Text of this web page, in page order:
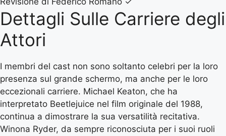
Dettagli Sulle Carriere degli
Attori
I membri del cast non sono soltanto celebri per la loro
presenza sul grande schermo, ma anche per le loro
eccezionali carriere. Michael Keaton, che ha
interpretato Beetlejuice nel film originale del 1988,
continua a dimostrare la sua versatilità recitativa.
Winona Ryder, da sempre riconosciuta per i suoi ruoli